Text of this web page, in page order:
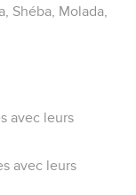
Shéba, Molada,
avec leurs
avec leurs